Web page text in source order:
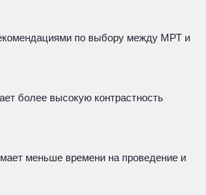
по выбору между МРТ и
более высокую контрастность
меньше времени на проведение и